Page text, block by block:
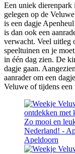
Een uniek
gelegen op de
is een dagje
is dan ook een
verwacht. Veel uitleg
speeltuinen en je
in één dag zien. De
dagje gaan.
aanrader om een
Veluwe of tijdens